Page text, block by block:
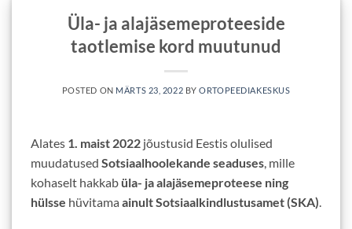
Üla- ja alajäsemeproteeside
taotlemise kord muutunud
POSTED ON MÄRTS 23, 2022 BYORTOPEEDIAKESKUS
Alates 1. maist 2022 jõustusid Eestis olulised
muudatused Sotsiaalhoolekande seaduses, mille
kohaselt hakkab üla- ja alajäsemeproteese ning
hülsse hüvitama ainult Sotsiaalkindlustusamet (SKA).